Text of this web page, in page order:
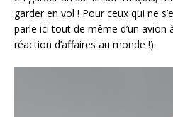
garder en vol ! Pour ceux qui ne
parle ici tout de même d’un avion
réaction d’affaires au monde !).